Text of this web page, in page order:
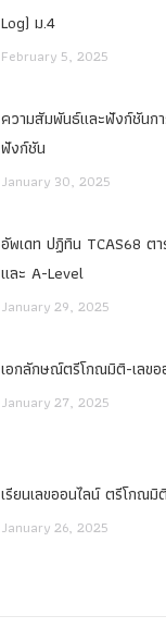
Log) ม.4
February 5, 2025
ความสัมพันธ์และฟังก์ชันก
ฟังก์ชัน
January 30, 2025
อัพเดท ปฏิทิน TCAS68 ต
และ A-Level
January 29, 2025
เอกลักษณ์ตรีโกณมิติ-เลขอ
January 27, 2025
เรียนเลขออนไลน์ ตรีโกณมิ
January 26, 2025